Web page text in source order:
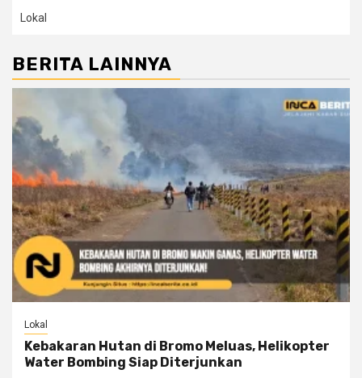
Lokal
BERITA LAINNYA
Lokal
Kebakaran Hutan di Bromo Meluas, Helikopter
Water Bombing Siap Diterjunkan